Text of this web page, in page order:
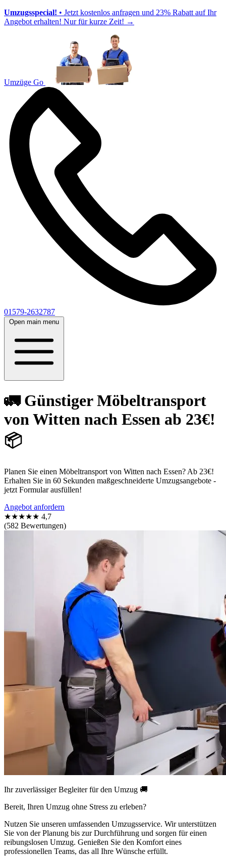
Umzugsspecial! • Jetzt kostenlos anfragen und 23% Rabatt auf Ihr
Angebot erhalten! Nur für kurze Zeit! →
Umzüge Go
01579-2632787
Open main menu
🚛 Günstiger Möbeltransport
von Witten nach Essen ab 23€!
📦
Planen Sie einen Möbeltransport von Witten nach Essen? Ab 23€!
Erhalten Sie in 60 Sekunden maßgeschneiderte Umzugsangebote -
jetzt Formular ausfüllen!
Angebot anfordern
★★★★★ 4,7
(582 Bewertungen)
Ihr zuverlässiger Begleiter für den Umzug 🚚
Bereit, Ihren Umzug ohne Stress zu erleben?
Nutzen Sie unseren umfassenden Umzugsservice. Wir unterstützen
Sie von der Planung bis zur Durchführung und sorgen für einen
reibungslosen Umzug. Genießen Sie den Komfort eines
professionellen Teams, das all Ihre Wünsche erfüllt.